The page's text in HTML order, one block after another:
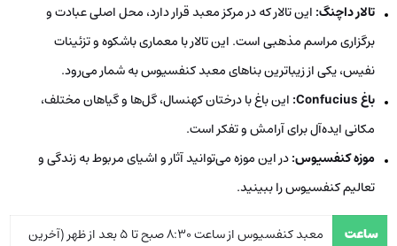
تالار داچنگ: این تالار که در مرکز معبد قرار دارد، محل اصلی عبادت و
برگزاری مراسم مذهبی است. این تالار با معماری باشکوه و تزئینات
نفیس، یکی از زیباترین بناهای معبد کنفسیوس به شمار می‌رود.
باغConfucius
: این باغ با درختان کهنسال، گل‌ها و گیاهان مختلف،
مکانی ایده‌آل برای آرامش و تفکر است.
موزه کنفسیوس:در این موزه می‌توانید آثار و اشیای مربوط به زندگی و
تعالیم کنفسیوس را ببینید.
ساعت
معبد کنفسیوس از ساعت 8:30 صبح تا 5 بعد از ظهر (آخرین